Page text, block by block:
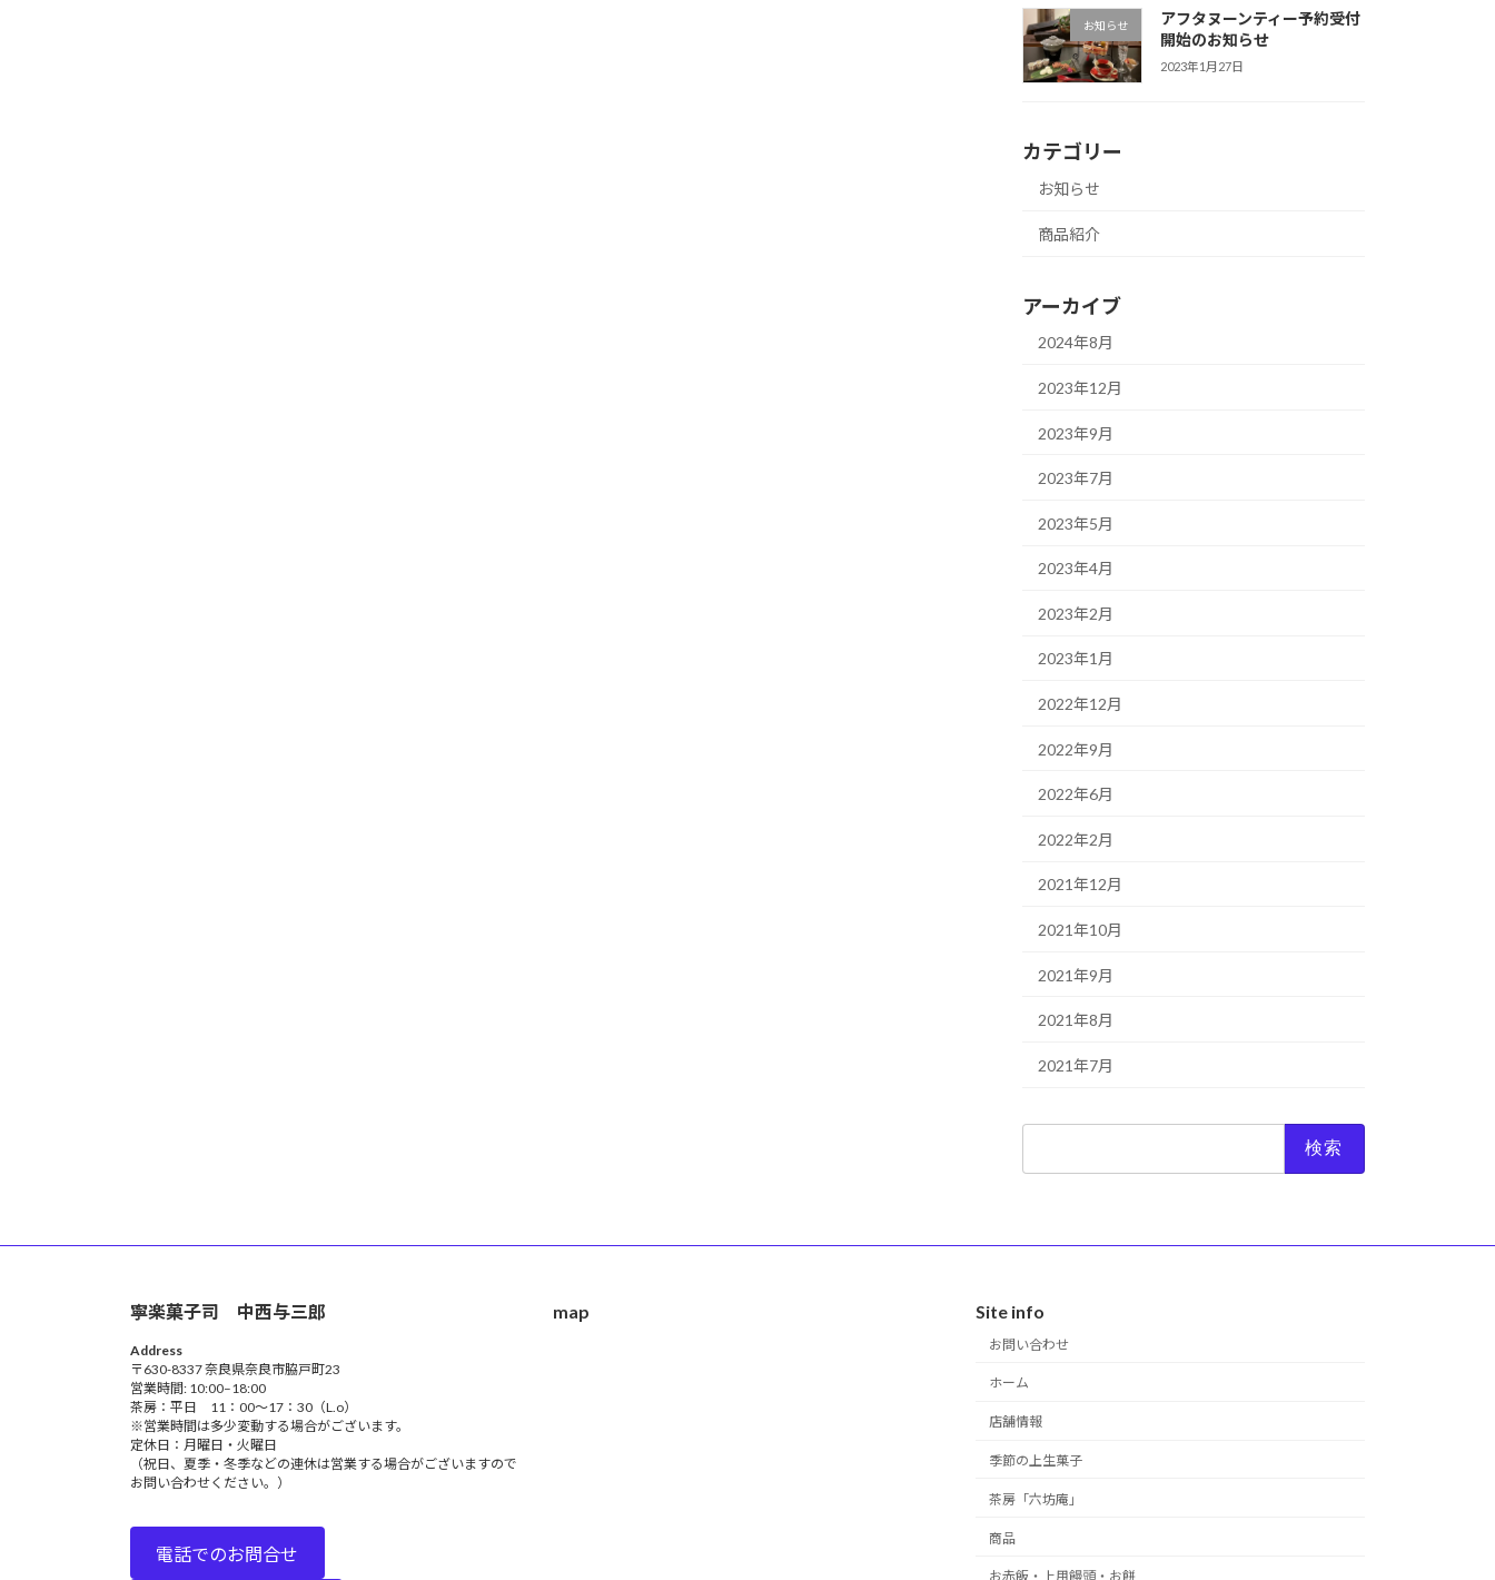
お知らせ
アフタヌーンティー予約受付
開始のお知らせ
2023年1月27日
カテゴリー
お知らせ
商品紹介
アーカイブ
2024年8月
2023年12月
2023年9月
2023年7月
2023年5月
2023年4月
2023年2月
2023年1月
2022年12月
2022年9月
2022年6月
2022年2月
2021年12月
2021年10月
2021年9月
2021年8月
2021年7月
寧楽菓子司 中西与三郎
Address
〒630-8337 奈良県奈良市脇戸町23
営業時間: 10:00–18:00
茶房：平日 11：00～17：30（L.o）
※営業時間は多少変動する場合がございます。
定休日：月曜日・火曜日
（祝日、夏季・冬季などの連休は営業する場合がございますので
お問い合わせください。）
電話でのお問合せ
map Site info
お問い合わせ
ホーム
店舗情報
季節の上生菓子
茶房「六坊庵」
商品
お赤飯・上用饅頭・お餅